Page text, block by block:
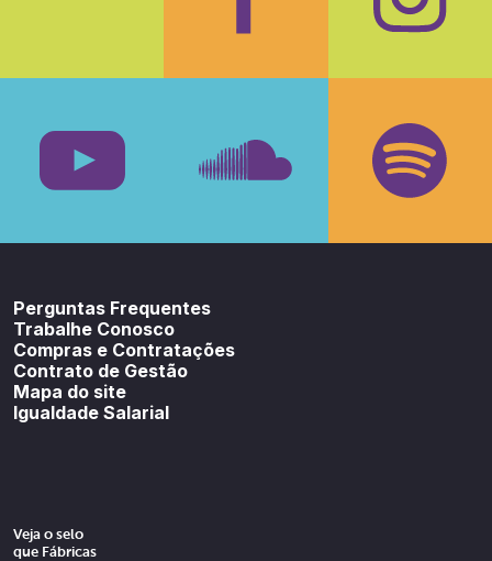
Facebook
Perguntas Frequentes
Trabalhe Conosco
Compras e Contratações
Contrato de Gestão
Mapa do site
Igualdade Salarial
Veja o selo
que Fábricas